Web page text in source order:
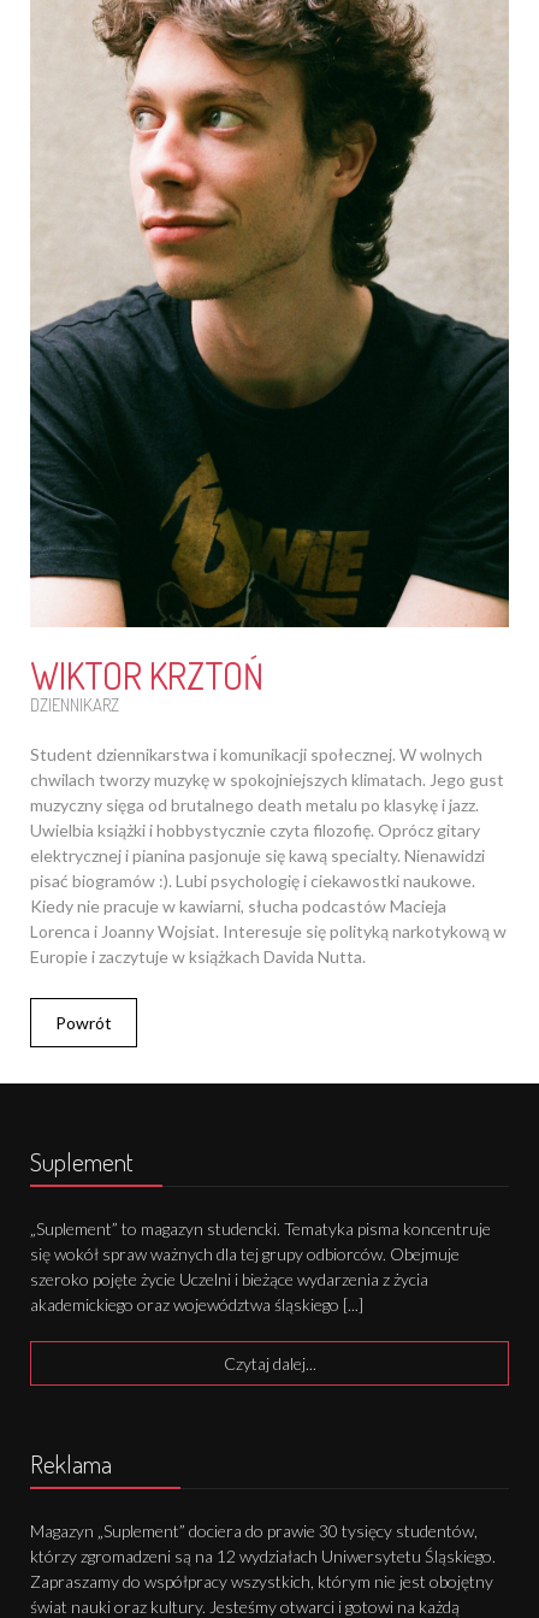
WIKTOR KRZTOŃ
DZIENNIKARZ
Student dziennikarstwa i komunikacji społecznej. W wolnych
chwilach tworzy muzykę w spokojniejszych klimatach. Jego gust
muzyczny sięga od brutalnego death metalu po klasykę i jazz.
Uwielbia książki i hobbystycznie czyta filozofię. Oprócz gitary
elektrycznej i pianina pasjonuje się kawą specialty. Nienawidzi
pisać biogramów :). Lubi psychologię i ciekawostki naukowe.
Kiedy nie pracuje w kawiarni, słucha podcastów Macieja
Lorenca i Joanny Wojsiat. Interesuje się polityką narkotykową w
Europie i zaczytuje w książkach Davida Nutta.
Powrót
Suplement
„Suplement” to magazyn studencki. Tematyka pisma koncentruje
się wokół spraw ważnych dla tej grupy odbiorców. Obejmuje
szeroko pojęte życie Uczelni i bieżące wydarzenia z życia
akademickiego oraz województwa śląskiego [...]
Czytaj dalej...
Reklama
Magazyn „Suplement” dociera do prawie 30 tysięcy studentów,
którzy zgromadzeni są na 12 wydziałach Uniwersytetu Śląskiego.
Zapraszamy do współpracy wszystkich, którym nie jest obojętny
świat nauki oraz kultury. Jesteśmy otwarci i gotowi na każdą